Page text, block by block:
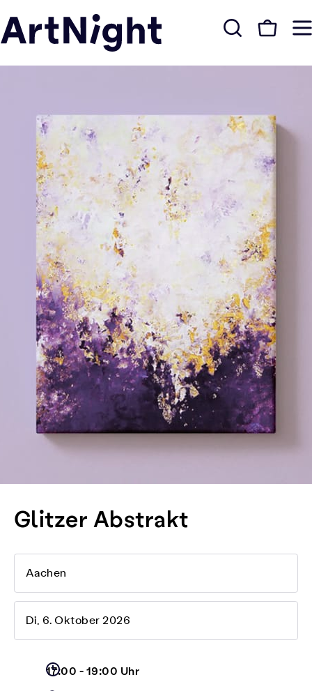
Glitzer Abstrakt
Aachen
Di, 6. Oktober 2026
17:00 - 19:00 Uhr